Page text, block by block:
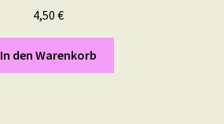
4,50 €
In den Warenkorb